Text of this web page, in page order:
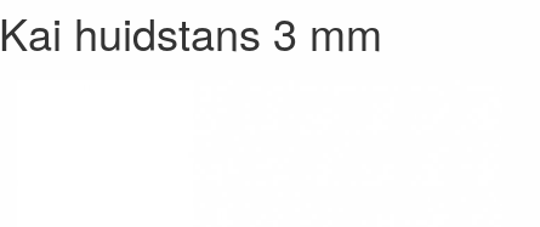
Kai huidstans 3 mm